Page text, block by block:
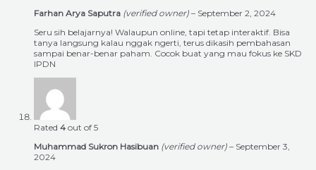
Farhan Arya Saputra (verified owner) – September 2, 2024
Seru sih belajarnya! Walaupun online, tapi tetap interaktif. Bisa
tanya langsung kalau nggak ngerti, terus dikasih pembahasan
sampai benar-benar paham. Cocok buat yang mau fokus ke SKD
IPDN
Rated 4 out of 5
Muhammad Sukron Hasibuan (verified owner) – September 3,
2024